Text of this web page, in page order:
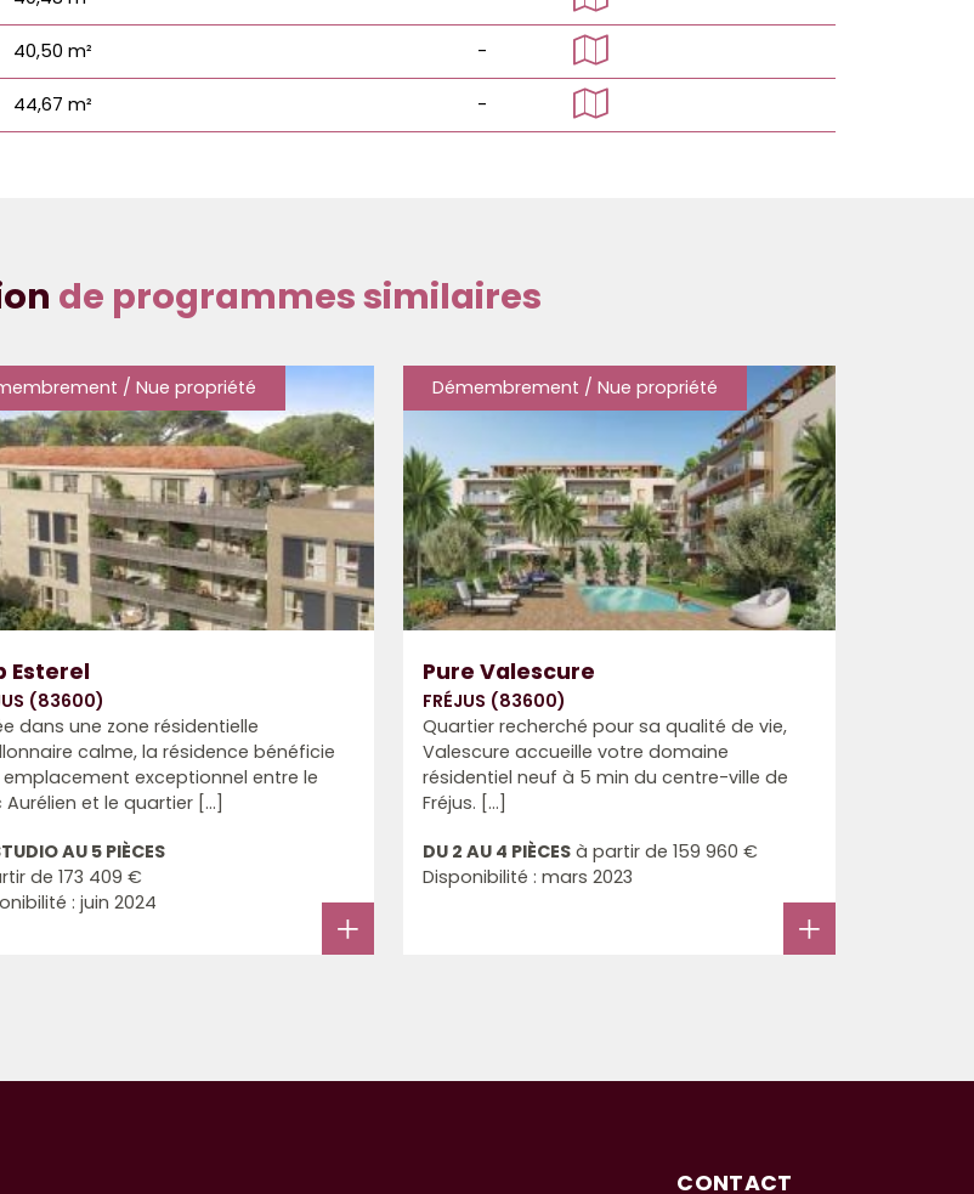
40,50 m² -
44,67 m² -
de programmes similaires
/ Nue propriété
Esterel
(83600)
dans une zone résidentielle
calme, la résidence bénéficie
exceptionnel entre le
et le quartier [...]
AU 5 PIÈCES
de 173 409 €
: juin 2024
Démembrement / Nue propriété
Pure Valescure
FRÉJUS (83600)
Quartier recherché pour sa qualité de vie,
Valescure accueille votre domaine
résidentiel neuf à 5 min du centre-ville de
Fréjus. [...]
DU 2 AU 4 PIÈCES à partir de 159 960 €
Disponibilité : mars 2023
CONTACT